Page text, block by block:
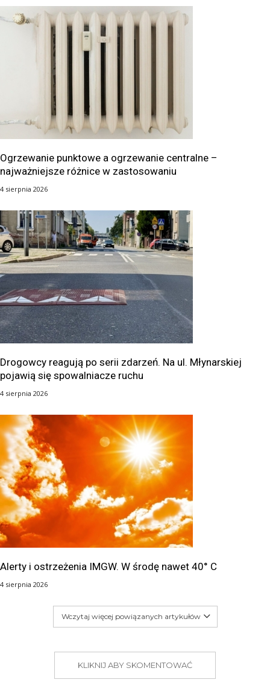
Ogrzewanie punktowe a ogrzewanie centralne –
najważniejsze różnice w zastosowaniu
4 sierpnia 2026
Drogowcy reagują po serii zdarzeń. Na ul. Młynarskiej
pojawią się spowalniacze ruchu
4 sierpnia 2026
Alerty i ostrzeżenia IMGW. W środę nawet 40° C
4 sierpnia 2026
Wczytaj więcej powiązanych artykułów
KLIKNIJ ABY SKOMENTOWAĆ